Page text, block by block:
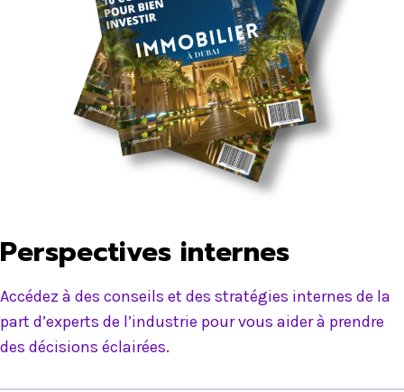
Perspectives internes
Accédez à des conseils et des stratégies internes de la
part d’experts de l’industrie pour vous aider à prendre
des décisions éclairées.